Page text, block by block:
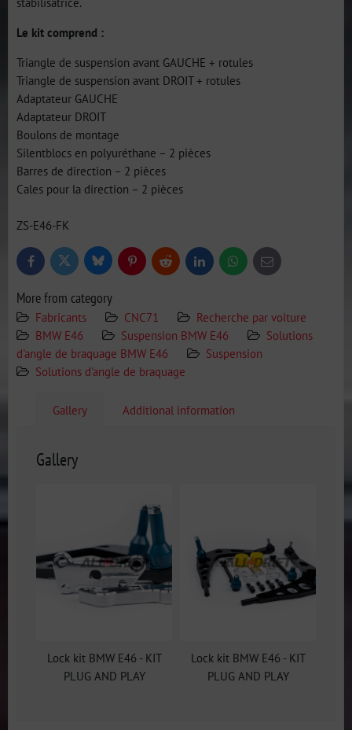
Le kit comprend :
Triangle de suspension avant GAUCHE + rotules
Triangle de suspension avant DROIT + rotules
Adaptateur GAUCHE
Adaptateur DROIT
Boulons de montage
Silentblocs en polyuréthane – 2 pièces
Barres de direction – 2 pièces
Cales pour la direction – 2 pièces
ZS-E46-FK
FacebookTwitter BlueskyPinterestReddit LinkedInWhatsApp
E-
mail
More from category
Fabricants CNC71
Recherche par voiture
BMW E46
Suspension BMW E46
Solutions
d'angle de braquage BMW E46
Suspension
Solutions d'angle de braquage
Gallery Additional information
Gallery
Lock kit BMW E46 - KIT
PLUG AND PLAY
Lock kit BMW E46 - KIT
PLUG AND PLAY